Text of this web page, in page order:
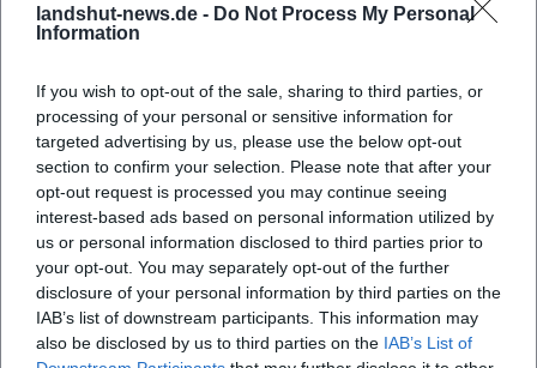
landshut-news.de - Do Not Process My Personal
Information
If you wish to opt-out of the sale, sharing to third parties, or
processing of your personal or sensitive information for
targeted advertising by us, please use the below opt-out
section to confirm your selection. Please note that after your
opt-out request is processed you may continue seeing
interest-based ads based on personal information utilized by
us or personal information disclosed to third parties prior to
your opt-out. You may separately opt-out of the further
disclosure of your personal information by third parties on the
IAB’s list of downstream participants. This information may
also be disclosed by us to third parties on the IAB’s List of
Four Imaginary Boys - Offizielle Website
Four Imaginary Boys - Konzerte
Rocketclub Landshut - Eventseite
Rocketclub Landshut - Lage und Anfahrt